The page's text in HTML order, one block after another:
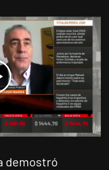
demostró